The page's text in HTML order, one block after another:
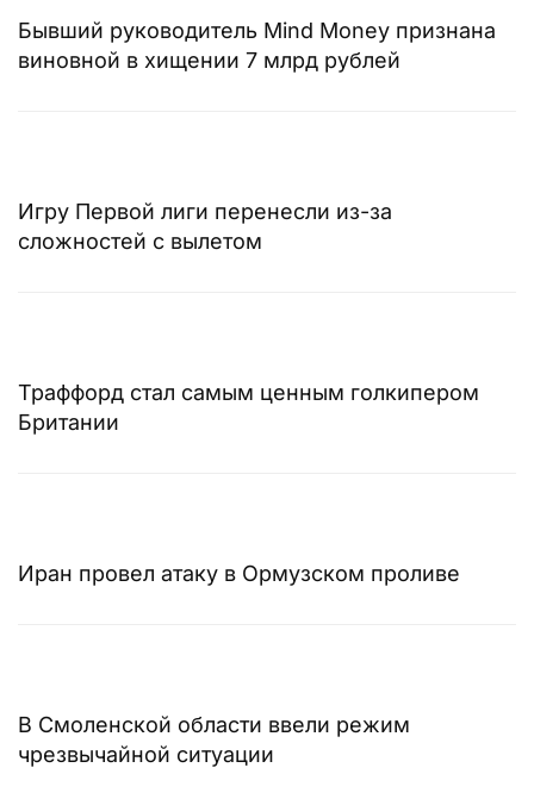
Бывший руководитель Mind Money признана
виновной в хищении 7 млрд рублей
Игру Первой лиги перенесли из-за
сложностей с вылетом
Траффорд стал самым ценным голкипером
Британии
Иран провел атаку в Ормузском проливе
В Смоленской области ввели режим
чрезвычайной ситуации